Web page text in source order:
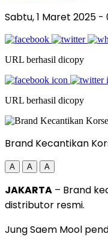
Sabtu, 1 Maret 2025 -
URL berhasil dicopy
URL berhasil dicopy
Brand Kecantikan
A A A
JAKARTA – Brand
distributor resmi.
Jung Saem Mool